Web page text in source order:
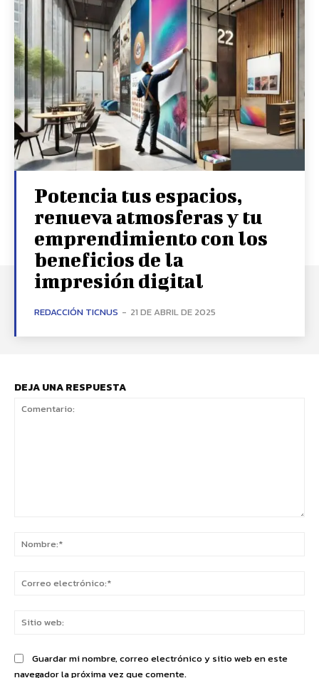
Potencia tus espacios,
renueva atmosferas y tu
emprendimiento con los
beneficios de la
impresión digital
REDACCIÓN TICNUS - 21 DE ABRIL DE 2025
DEJA UNA RESPUESTA
Guardar mi nombre, correo electrónico y sitio web en este
navegador la próxima vez que comente.